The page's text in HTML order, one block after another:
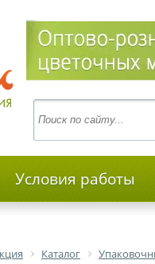
Условия работы
Каталог